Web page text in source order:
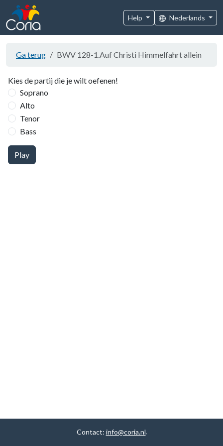
Help Nederlands
Ga terug BWV 128-1.Auf Christi Himmelfahrt allein
Kies de partij die je wilt oefenen!
Soprano
Alto
Tenor
Bass
Play
Contact: info@coria.nl.